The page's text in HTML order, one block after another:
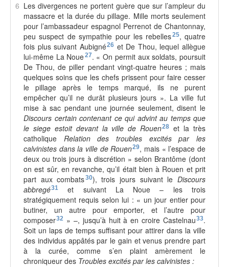
6 Les divergences ne portent guère que sur l’ampleur du
massacre et la durée du pillage. Mille morts seulement
pour l’ambassadeur espagnol Perrenot de Chantonnay,
peu suspect de sympathie pour les rebelles25, quatre
fois plus suivant Aubigné26et De Thou, lequel allègue
lui-même La Noue27. « On permit aux soldats, poursuit
De Thou, de piller pendant vingt-quatre heures ; mais
quelques soins que les chefs prissent pour faire cesser
le pillage après le temps marqué, ils ne purent
empêcher qu’il ne durât plusieurs jours ». La ville fut
mise à sac pendant une journée seulement, disent le
Discours certain contenant ce qui advint au temps que
le siege estoit devant la ville de Rouen28
et la très
catholique Relation des troubles excités par les
calvinistes dans la ville de Rouen29, mais « l’espace de
deux ou trois jours à discrétion » selon Brantôme (dont
on est sûr, en revanche, qu’il était bien à Rouen et prit
part aux combats30), trois jours suivant leDiscours
abbregé31
et suivant La Noue – les trois
stratégiquement requis selon lui : « un jour entier pour
butiner, un autre pour emporter, et l’autre pour
composer32 » –, jusqu’à huit à en croire Castelnau33.
Soit un laps de temps suffisant pour attirer dans la ville
des individus appâtés par le gain et venus prendre part
à la curée, comme s’en plaint amèrement le
chroniqueur des Troubles excités par les calvinistes :